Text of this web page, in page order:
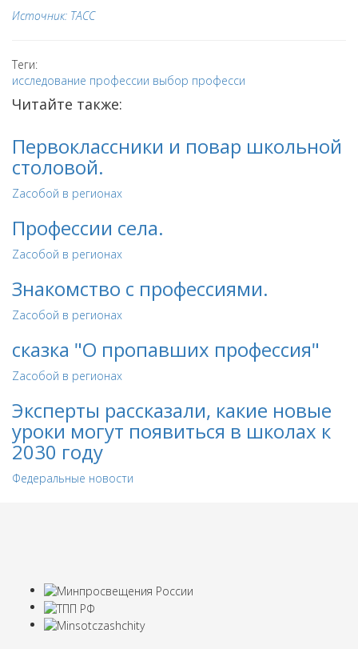
Источник: ТАСС
Теги:
исследование профессии выбор професси
Читайте также:
Первоклассники и повар школьной
столовой.
Zaсобой в регионах
Профессии села.
Zaсобой в регионах
Знакомство с профессиями.
Zaсобой в регионах
сказка "О пропавших профессия"
Zaсобой в регионах
Эксперты рассказали, какие новые
уроки могут появиться в школах к
2030 году
Федеральные новости